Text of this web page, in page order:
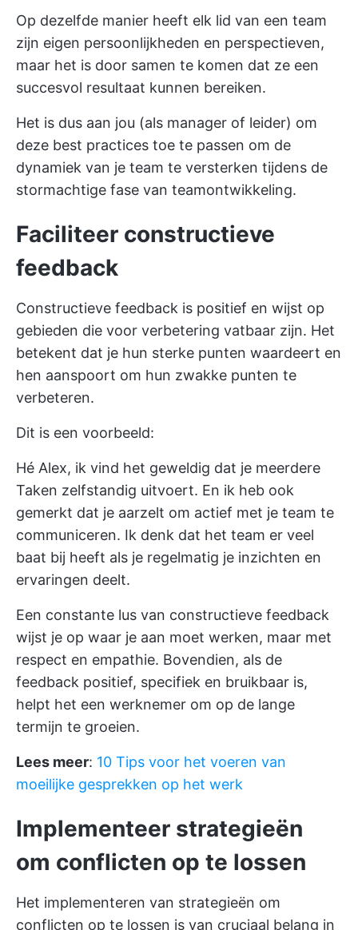
Op dezelfde manier heeft elk lid van een team
zijn eigen persoonlijkheden en perspectieven,
maar het is door samen te komen dat ze een
succesvol resultaat kunnen bereiken.
Het is dus aan jou (als manager of leider) om
deze best practices toe te passen om de
dynamiek van je team te versterken tijdens de
stormachtige fase van teamontwikkeling.
Faciliteer constructieve
feedback
Constructieve feedback is positief en wijst op
gebieden die voor verbetering vatbaar zijn. Het
betekent dat je hun sterke punten waardeert en
hen aanspoort om hun zwakke punten te
verbeteren.
Dit is een voorbeeld:
Hé Alex, ik vind het geweldig dat je meerdere
Taken zelfstandig uitvoert. En ik heb ook
gemerkt dat je aarzelt om actief met je team te
communiceren. Ik denk dat het team er veel
baat bij heeft als je regelmatig je inzichten en
ervaringen deelt.
Een constante lus van constructieve feedback
wijst je op waar je aan moet werken, maar met
respect en empathie. Bovendien, als de
feedback positief, specifiek en bruikbaar is,
helpt het een werknemer om op de lange
termijn te groeien.
Lees meer: 10 Tips voor het voeren van
moeilijke gesprekken op het werk
Implementeer strategieën
om conflicten op te lossen
Het implementeren van strategieën om
conflicten op te lossen is van cruciaal belang in